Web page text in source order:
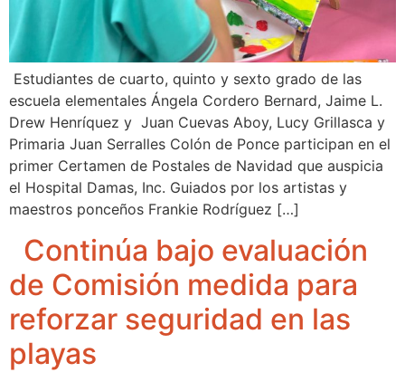
Estudiantes de cuarto, quinto y sexto grado de las
escuela elementales Ángela Cordero Bernard, Jaime L.
Drew Henríquez y Juan Cuevas Aboy, Lucy Grillasca y
Primaria Juan Serralles Colón de Ponce participan en el
primer Certamen de Postales de Navidad que auspicia
el Hospital Damas, Inc. Guiados por los artistas y
maestros ponceños Frankie Rodríguez […]
Continúa bajo evaluación
de Comisión medida para
reforzar seguridad en las
playas